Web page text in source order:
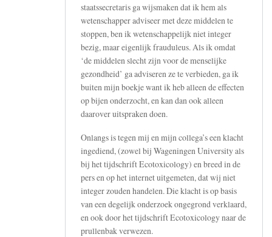
staatssecretaris ga wijsmaken dat ik hem als
wetenschapper adviseer met deze middelen te
stoppen, ben ik wetenschappelijk niet integer
bezig, maar eigenlijk frauduleus. Als ik omdat
‘de middelen slecht zijn voor de menselijke
gezondheid’ ga adviseren ze te verbieden, ga ik
buiten mijn boekje want ik heb alleen de effecten
op bijen onderzocht, en kan dan ook alleen
daarover uitspraken doen.
Onlangs is tegen mij en mijn collega’s een klacht
ingediend, (zowel bij Wageningen University als
bij het tijdschrift Ecotoxicology) en breed in de
pers en op het internet uitgemeten, dat wij niet
integer zouden handelen. Die klacht is op basis
van een degelijk onderzoek ongegrond verklaard,
en ook door het tijdschrift Ecotoxicology naar de
prullenbak verwezen.